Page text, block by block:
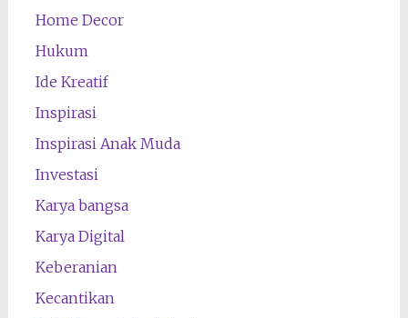
Home Decor
Hukum
Ide Kreatif
Inspirasi
Inspirasi Anak Muda
Investasi
Karya bangsa
Karya Digital
Keberanian
Kecantikan